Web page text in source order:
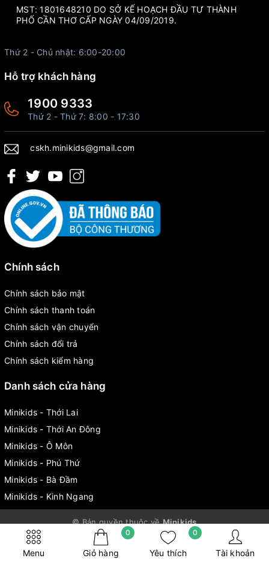
Menu Giỏ hàng
0
Yêu thích
0
Tài khoản
MST: 1801648210 DO SỞ KẾ HOẠCH ĐẦU TƯ THÀNH
PHỐ CẦN THƠ CẤP NGÀY 04/09/2019.
Thứ 2 - Chủ nhật: 6:00-20:00
Hỗ trợ khách hàng
1900 9333
Thứ 2 - Thứ 7: 8:00 - 17:30
cskh.minikids@gmail.com
Chính sách
Chính sách bảo mật
Chính sách thanh toán
Chính sách vận chuyển
Chính sách đổi trả
Chính sách kiểm hàng
Danh sách cửa hàng
Minikids - Thới Lai
Minikids - Thới An Đông
Minikids - Ô Môn
Minikids - Phú Thứ
Minikids - Bà Đầm
Minikids - Kinh Ngang
© Bản quyền thuộc vềMinikids
Cung cấp bởi
Sapo